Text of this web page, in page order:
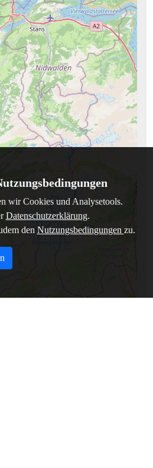
wir Cookies und Analysetools.
Datenschutzerklärung.
den Nutzungsbedingungen zu.